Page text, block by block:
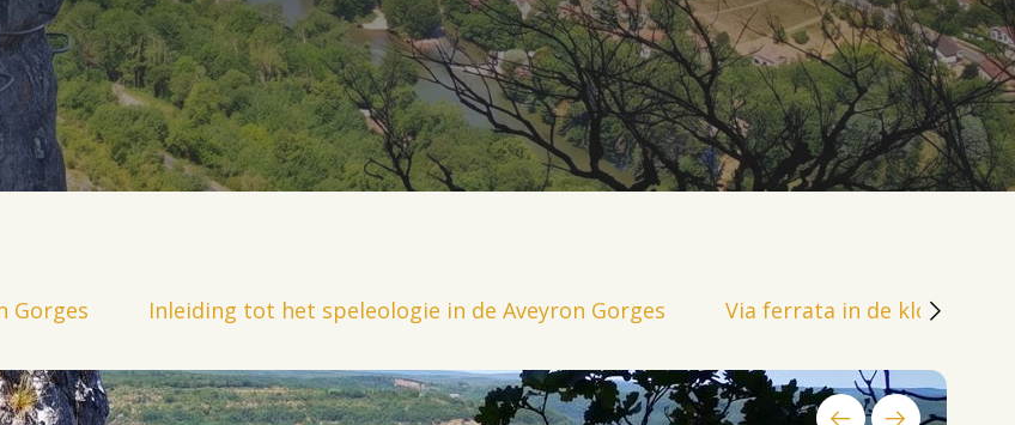
Gorges Inleiding tot het speleologie in de Aveyron Gorges Via ferrata in de kloven van